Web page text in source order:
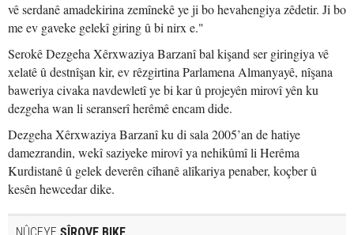
vê serdanê amadekirina zemînekê ye ji bo hevahengiya zêdetir. Ji bo
me ev gaveke gelekî giring û bi nirx e."
Serokê Dezgeha Xêrxwaziya Barzanî bal kişand ser giringiya vê
xelatê û destnîşan kir, ev rêzgirtina Parlamena Almanyayê, nîşana
baweriya civaka navdewletî ye bi kar û projeyên mirovî yên ku
dezgeha wan li seranserî herêmê encam dide.
Dezgeha Xêrxwaziya Barzanî ku di sala 2005’an de hatiye
damezrandin, wekî saziyeke mirovî ya nehikûmî li Herêma
Kurdistanê û gelek deverên cîhanê alîkariya penaber, koçber û
kesên hewcedar dike.